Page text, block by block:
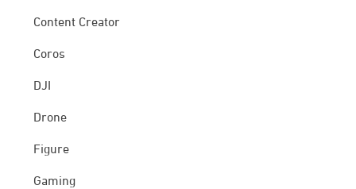
Content Creator
Coros
DJI
Drone
Figure
Gaming